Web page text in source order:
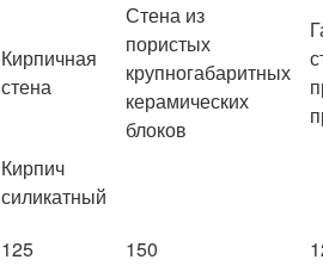
Кирпичная
стена
Стена из
пористых
крупногабаритных
керамических
блоков
Кирпич
силикатный
125 150